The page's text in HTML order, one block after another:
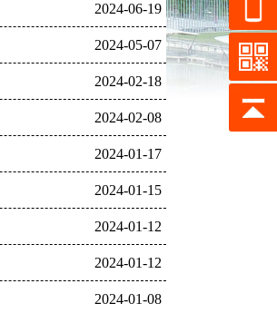
2024-06-19
2024-05-07
2024-02-18
2024-02-08
2024-01-17
2024-01-15
2024-01-12
2024-01-12
2024-01-08